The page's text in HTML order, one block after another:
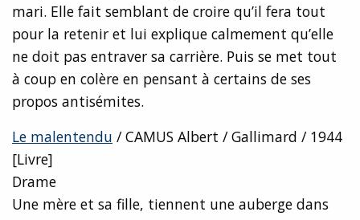
mari. Elle fait semblant de croire qu’il fera tout
pour la retenir et lui explique calmement qu’elle
ne doit pas entraver sa carrière. Puis se met tout
à coup en colère en pensant à certains de ses
propos antisémites.
Le malentendu / CAMUS Albert / Gallimard / 1944
[Livre]
Drame
Une mère et sa fille, tiennent une auberge dans